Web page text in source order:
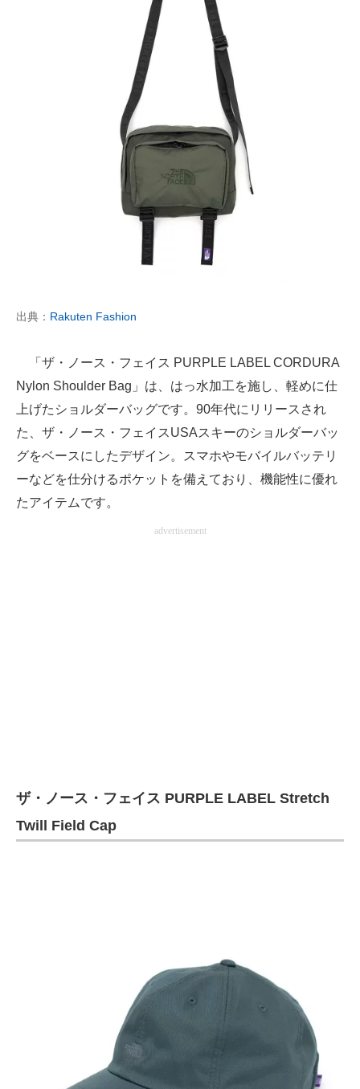
出典： Rakuten Fashion
「ザ・ノース・フェイス PURPLE LABEL CORDURA
Nylon Shoulder Bag」は、はっ水加工を施し、軽めに仕
上げたショルダーバッグです。90年代にリリースされ
た、ザ・ノース・フェイスUSAスキーのショルダーバッ
グをベースにしたデザイン。スマホやモバイルバッテリ
ーなどを仕分けるポケットを備えており、機能性に優れ
たアイテムです。
advertisement
ザ・ノース・フェイス PURPLE LABEL Stretch
Twill Field Cap